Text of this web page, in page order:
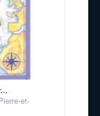
et-